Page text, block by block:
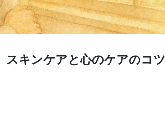
スキンケアと心のケアのコツ